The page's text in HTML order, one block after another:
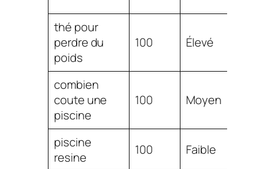
thé pour
perdre du
poids
100 Élevé
combien
coute une
piscine
100 Moyen
piscine
resine
100 Faible